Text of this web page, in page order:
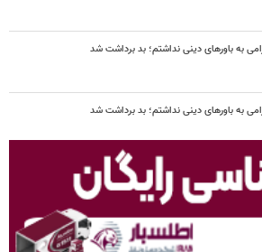
به باورهای دینی نداشتم؛ بد برداشت شد
به باورهای دینی نداشتم؛ بد برداشت شد